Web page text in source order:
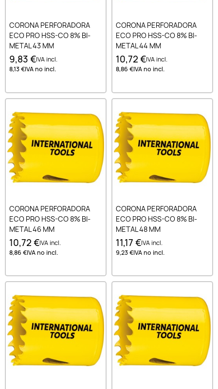
CORONA PERFORADORA
ECO PRO HSS-CO 8% BI-
METAL 43 MM
9,83 €IVA incl.
8,13 €IVA no incl.
CORONA PERFORADORA
ECO PRO HSS-CO 8% BI-
METAL 44 MM
10,72 €IVA incl.
8,86 €IVA no incl.
CORONA PERFORADORA
ECO PRO HSS-CO 8% BI-
METAL 46 MM
10,72 €IVA incl.
8,86 €IVA no incl.
CORONA PERFORADORA
ECO PRO HSS-CO 8% BI-
METAL 48 MM
11,17 €IVA incl.
9,23 €IVA no incl.